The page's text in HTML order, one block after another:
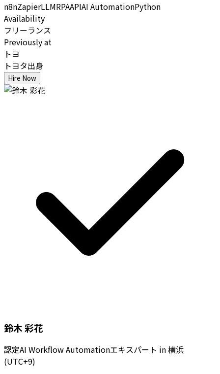
n8nZapierLLMRPAAPIAI AutomationPython
Availability
フリーランス
Previously at
トヨ
トヨタ出身
Hire Now
鈴木 彩花
認定AI Workflow Automationエキスパート in横浜
(UTC+9)